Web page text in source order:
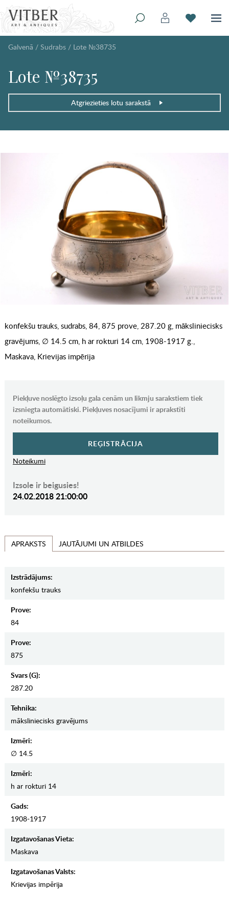
Galvenā / Sudrabs / Lote №38735
Lote №38735
Atgriezieties lotu sarakstā
konfekšu trauks, sudrabs, 84, 875 prove, 287.20 g, māksliniecisks
gravējums, ∅ 14.5 cm, h ar rokturi 14 cm, 1908-1917 g.,
Maskava, Krievijas impērija
Piekļuve noslēgto izsoļu gala cenām un likmju sarakstiem tiek
izsniegta automātiski. Piekļuves nosacījumi ir aprakstīti
noteikumos.
REĢISTRĀCIJA
Noteikumi
Izsole ir beigusies!
24.02.2018 21:00:00
APRAKSTS JAUTĀJUMI UN ATBILDES
Izstrādājums:
konfekšu trauks
Prove:
84
Prove:
875
Svars (g):
287.20
Tehnika:
māksliniecisks gravējums
Izmēri:
∅ 14.5
Izmēri:
h ar rokturi 14
Gads:
1908-1917
Izgatavošanas Vieta:
Maskava
Izgatavošanas Valsts:
Krievijas impērija